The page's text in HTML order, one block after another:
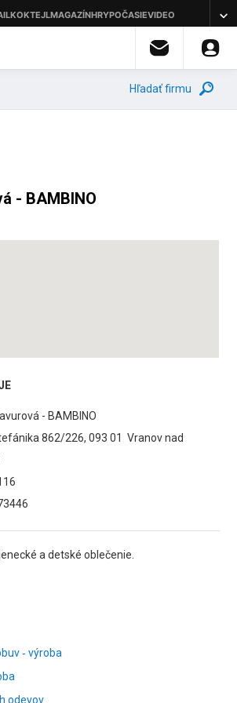
Hľadať firmu
- BAMBINO
- BAMBINO
862/226, 093 01 Vranov nad
a detské oblečenie.
‑ výroba
odevov